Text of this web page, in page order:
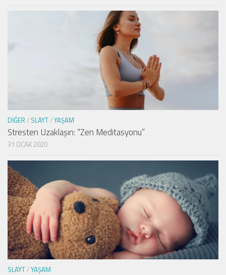
DIĞER / SLAYT/YAŞAM
Stresten Uzaklaşın: “Zen Meditasyonu”
31 OCAK 2020
SLAYT/YAŞAM